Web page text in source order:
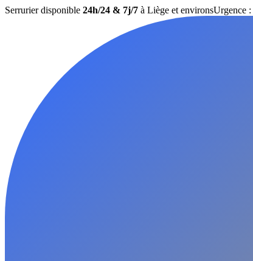
Serrurier disponible 24h/24 & 7j/7 à Liège et environsUrgence :